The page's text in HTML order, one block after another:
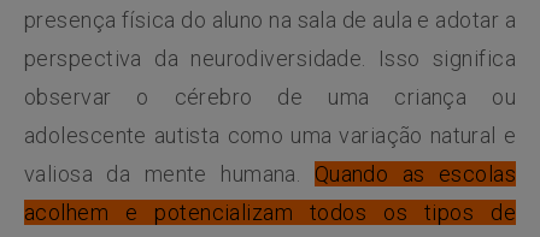
presença física do aluno na sala de aula e adotar a
perspectiva da neurodiversidade. Isso significa
observar o cérebro de uma criança ou
adolescente autista como uma variação natural e
valiosa da mente humana. Quando as escolas
acolhem e potencializam todos os tipos de